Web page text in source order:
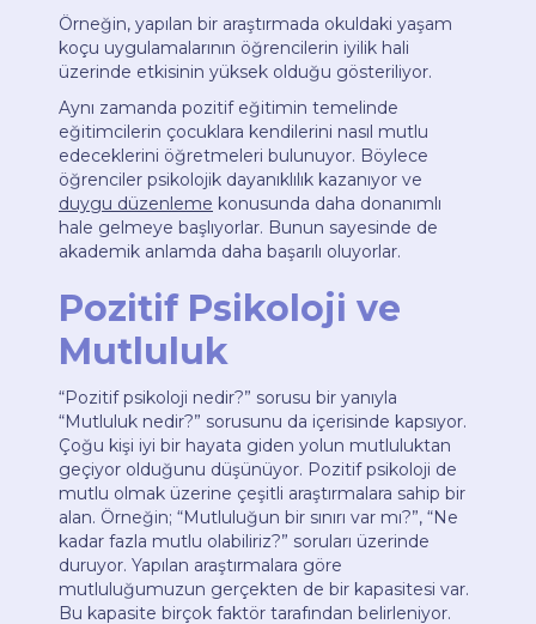
Örneğin, yapılan bir araştırmada okuldaki yaşam
koçu uygulamalarının öğrencilerin iyilik hali
üzerinde etkisinin yüksek olduğu gösteriliyor.
Aynı zamanda pozitif eğitimin temelinde
eğitimcilerin çocuklara kendilerini nasıl mutlu
edeceklerini öğretmeleri bulunuyor. Böylece
öğrenciler psikolojik dayanıklılık kazanıyor ve
duygu düzenleme konusunda daha donanımlı
hale gelmeye başlıyorlar. Bunun sayesinde de
akademik anlamda daha başarılı oluyorlar.
Pozitif Psikoloji ve
Mutluluk
“Pozitif psikoloji nedir?” sorusu bir yanıyla
“Mutluluk nedir?” sorusunu da içerisinde kapsıyor.
Çoğu kişi iyi bir hayata giden yolun mutluluktan
geçiyor olduğunu düşünüyor. Pozitif psikoloji de
mutlu olmak üzerine çeşitli araştırmalara sahip bir
alan. Örneğin; “Mutluluğun bir sınırı var mı?”, “Ne
kadar fazla mutlu olabiliriz?” soruları üzerinde
duruyor. Yapılan araştırmalara göre
mutluluğumuzun gerçekten de bir kapasitesi var.
Bu kapasite birçok faktör tarafından belirleniyor.